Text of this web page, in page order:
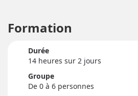
Formation
Durée
14 heures sur 2 jours
Groupe
De 0 à 6 personnes